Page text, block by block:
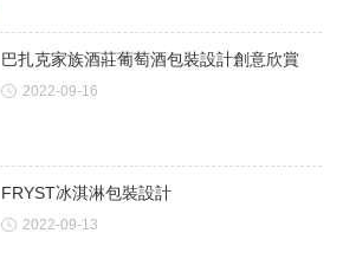
巴扎克家族酒莊葡萄酒包裝設計創意欣賞
2022-09-16
FRYST冰淇淋包裝設計
2022-09-13